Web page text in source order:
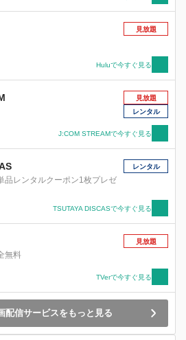
見放題
Huluで今すぐ見る
見放題
レンタル
J:COM STREAMで今すぐ見る
品レンタルクーポン1枚プレゼ
レンタル
TSUTAYA DISCASで今すぐ見る
無料
見放題
TVerで今すぐ見る
配信サービスをもっと見る